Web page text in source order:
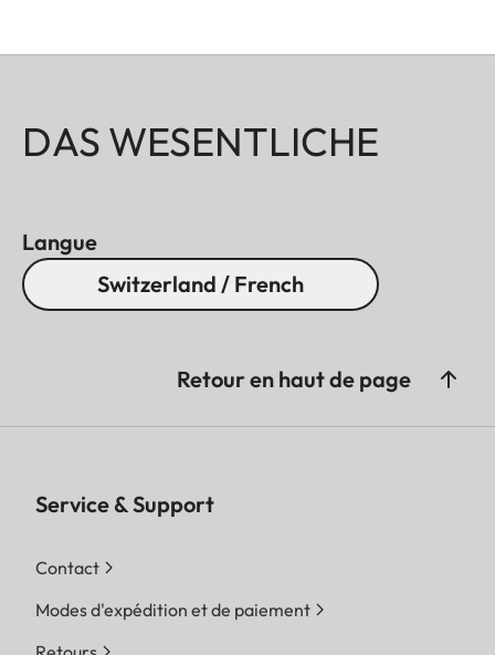
DAS WESENTLICHE
Langue
Switzerland / French
Retour en haut de page
Service & Support
Contact
Modes d'expédition et de paiement